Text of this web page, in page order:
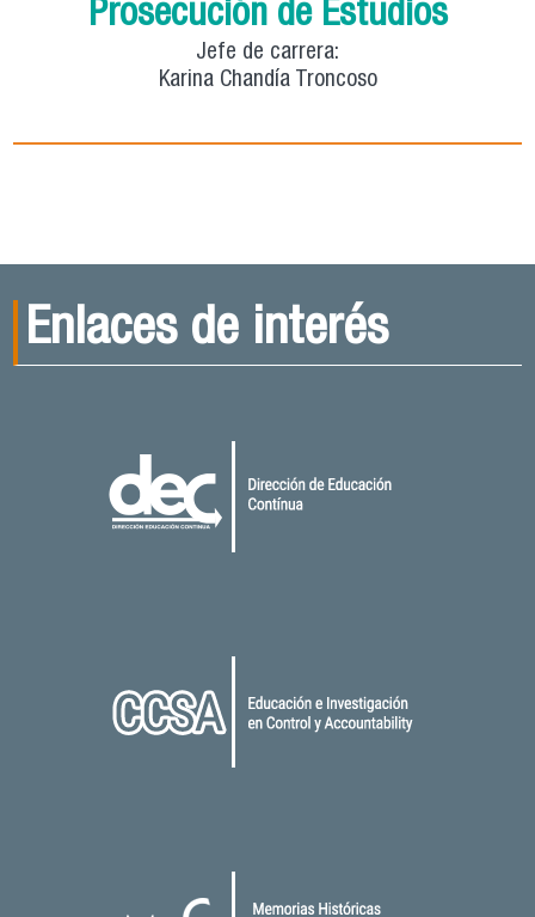
Prosecución de Estudios
Jefe de carrera:
Karina Chandía Troncoso
Enlaces de interés